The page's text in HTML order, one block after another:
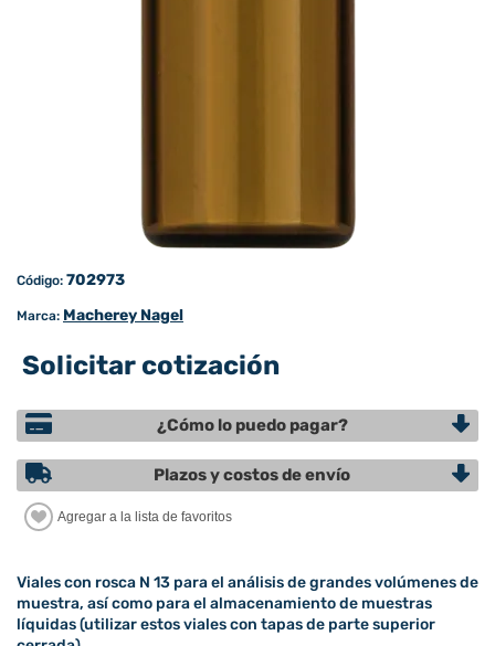
Código: 702973
Marca: Macherey Nagel
Solicitar cotización
¿Cómo lo puedo pagar?
Plazos y costos de envío
Viales con rosca N 13 para el análisis de grandes volúmenes de
muestra, así como para el almacenamiento de muestras
líquidas (utilizar estos viales con tapas de parte superior